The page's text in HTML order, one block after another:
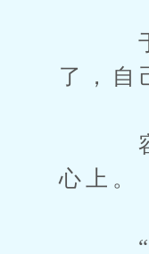
于是
了，自
容志
心上。
“不